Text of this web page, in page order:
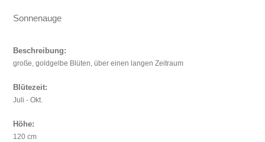
Sonnenauge
Beschreibung:
große, goldgelbe Blüten, über einen langen Zeitraum
Blütezeit:
Juli - Okt.
Höhe:
120 cm